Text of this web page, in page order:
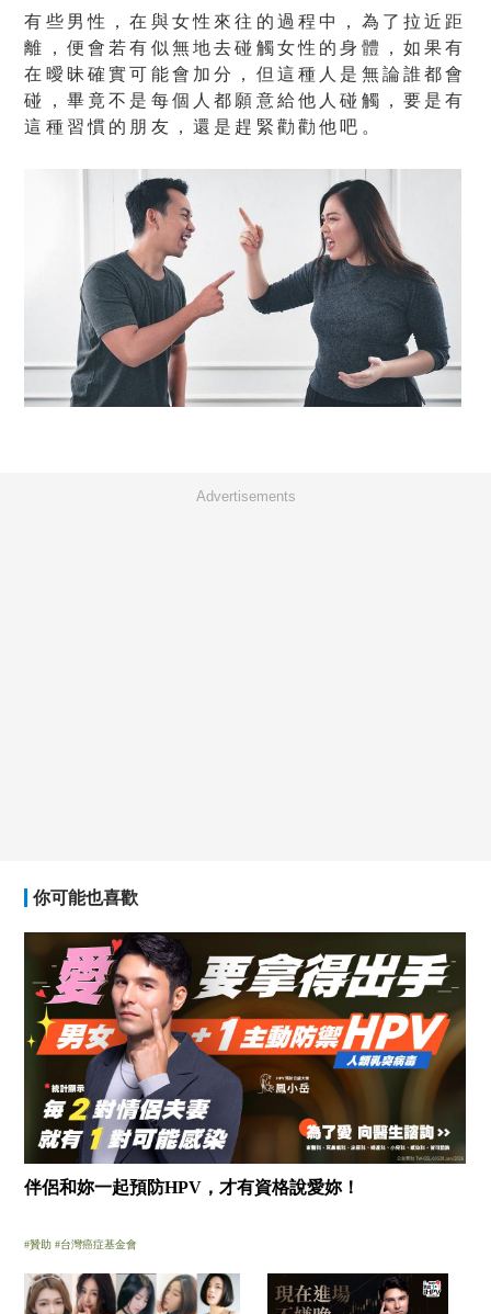
有些男性，在與女性來往的過程中，為了拉近距
離，便會若有似無地去碰觸女性的身體，如果有
在曖昧確實可能會加分，但這種人是無論誰都會
碰，畢竟不是每個人都願意給他人碰觸，要是有
這種習慣的朋友，還是趕緊勸勸他吧。
Advertisements